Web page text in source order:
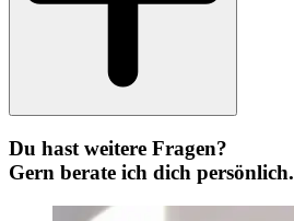
Du hast weitere Fragen?
Gern berate ich dich persönlich.